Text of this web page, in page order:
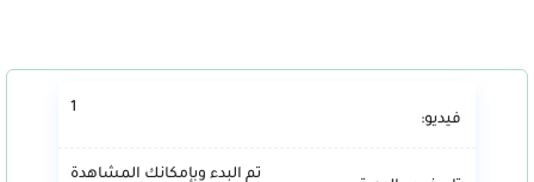
فيديو:
1
تم البدء وبإمكانك المشاهدة